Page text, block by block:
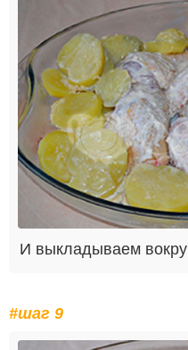
И выкладываем
#шаг 9